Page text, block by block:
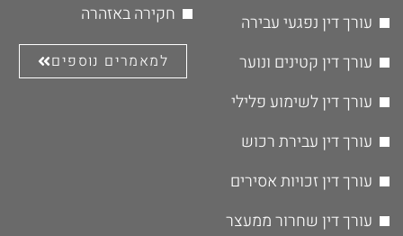
עורך דין נפגעי עבירה
עורך דין קטינים ונוער
עורך דין לשימוע פלילי
עורך דין עבירת רכוש
עורך דין זכויות אסירים
עורך דין שחרור ממעצר
חקירה באזהרה
למאמרים נוספים